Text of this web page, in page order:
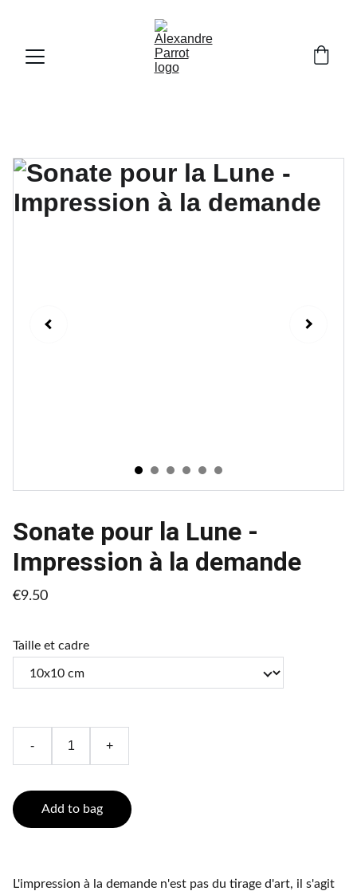
Sonate pour la Lune -
Impression à la demande
€9.50
Taille et cadre
- +
Add to bag
L'impression à la demande n'est pas du tirage d'art, il s'agit